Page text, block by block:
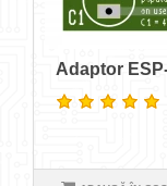
Adaptor